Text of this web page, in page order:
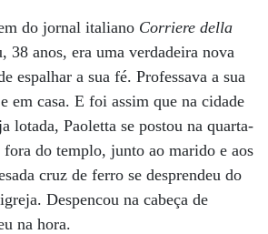
do jornal italiano Corriere della
38 anos, era uma verdadeira nova
espalhar a sua fé. Professava a sua
em casa. E foi assim que na cidade
lotada, Paoletta se postou na quarta-
do templo, junto ao marido e aos
cruz de ferro se desprendeu do
Despencou na cabeça de
na hora.